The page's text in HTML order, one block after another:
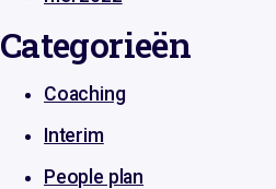
Categorieën
Coaching
Interim
People plan